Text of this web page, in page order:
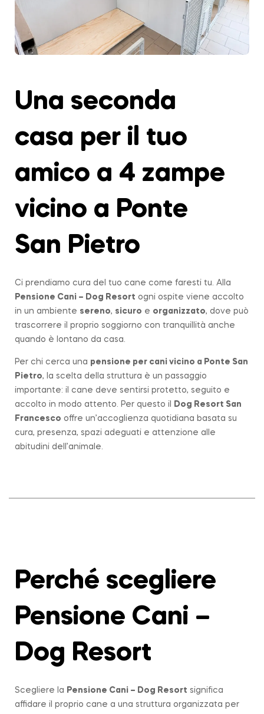
Una seconda
casa per il tuo
amico a 4 zampe
vicino a Ponte
San Pietro
Ci prendiamo cura del tuo cane come faresti tu. Alla
Pensione Cani – Dog Resort ogni ospite viene accolto
in un ambiente sereno, sicuro e organizzato, dove può
trascorrere il proprio soggiorno con tranquillità anche
quando è lontano da casa.
Per chi cerca una pensione per cani vicino a Ponte San
Pietro, la scelta della struttura è un passaggio
importante: il cane deve sentirsi protetto, seguito e
accolto in modo attento. Per questo il
Dog Resort San
Francesco offre un’accoglienza quotidiana basata su
cura, presenza, spazi adeguati e attenzione alle
abitudini dell’animale.
Perché scegliere
Pensione Cani –
Dog Resort
Scegliere la Pensione Cani – Dog Resort significa
affidare il proprio cane a una struttura organizzata per